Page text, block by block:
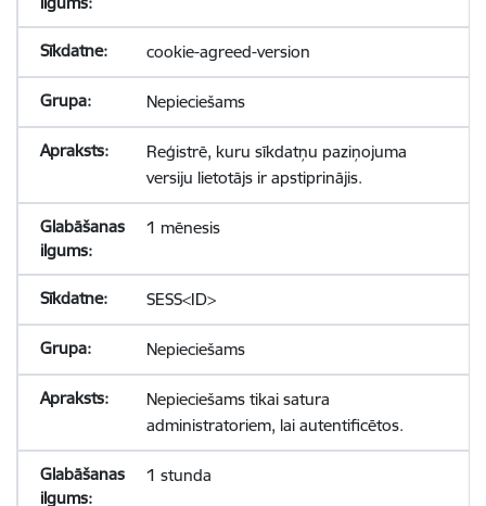
cookie-agreed-version
Nepieciešams
Reģistrē, kuru sīkdatņu paziņojuma
versiju lietotājs ir apstiprinājis.
1 mēnesis
SESS<ID>
Nepieciešams
Nepieciešams tikai satura
administratoriem, lai autentificētos.
1 stunda